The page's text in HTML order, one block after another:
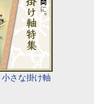
小さな掛け軸